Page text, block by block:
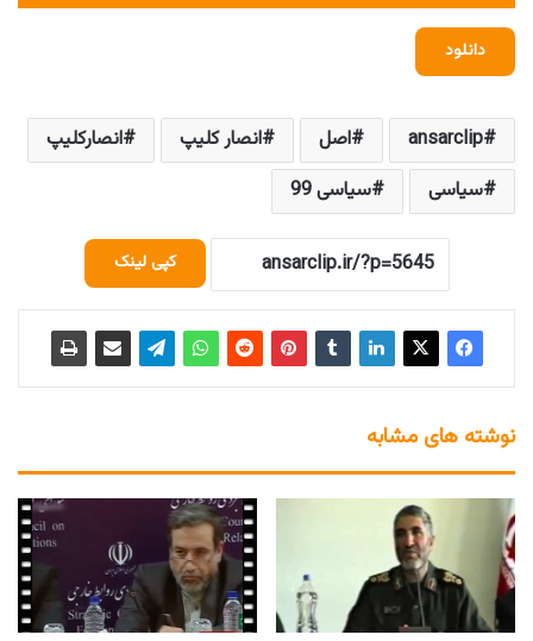
دانلود
ansarclip اصل انصار کلیپ
انصارکلیپ
سیاسی
سیاسی 99
کپی لینک
نوشته های مشابه